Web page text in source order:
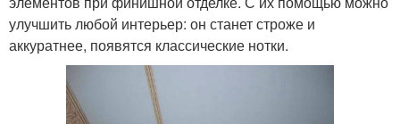
улучшить любой интерьер: он станет строже и
аккуратнее, появятся классические нотки.